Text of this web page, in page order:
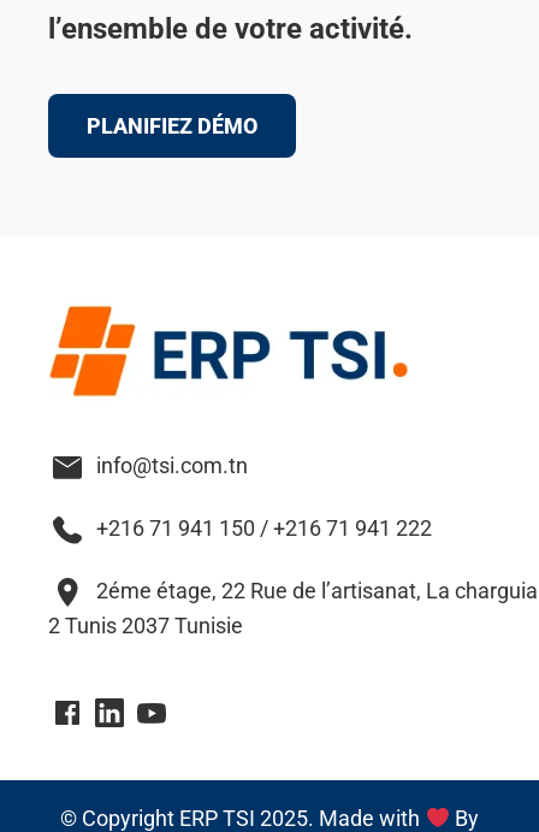
l’ensemble de votre activité.
PLANIFIEZ DÉMO
info@tsi.com.tn
+216 71 941 150 / +21671 941 222
2éme étage, 22 Rue de l’artisanat, La charguia
2 Tunis 2037 Tunisie
© Copyright ERP TSI 2025. Made with
By